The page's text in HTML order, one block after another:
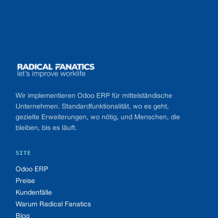
Wir implementieren Odoo ERP für mittelständische
Unternehmen. Standardfunktionalität, wo es geht,
gezielte Erweiterungen, wo nötig, und Menschen, die
bleiben, bis es läuft.
SITE
Odoo ERP
Preise
Kundenfälle
Warum Radical Fanatics
Blog